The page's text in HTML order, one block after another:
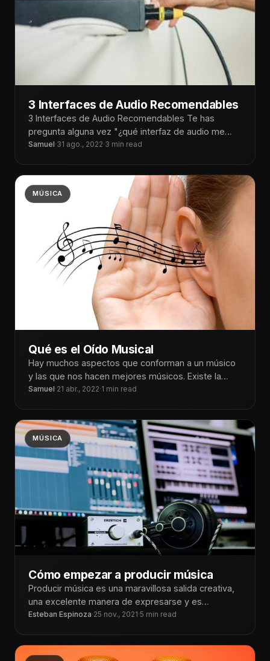
3 Interfaces de Audio Recomendables
3 Interfaces de Audio Recomendables Te has
pregunta alguna vez "¿qué interfaz de audio me
conviene comprar para mi
Samuel·31 ago., 2022·3 min read
MÚSICA
Qué es el Oído Musical
Hay muchos aspectos que conforman a un músico
y las que nos hacen mejores músicos. Existe la
técnica y la
Samuel·21 abr., 2022·1 min read
MÚSICA
Cómo empezar a producir música
Producir música es una maravillosa salida creativa,
una excelente manera de expresarse y es
divertido. Las dos mayores preocupaciones que
Esteban Espinoza·25 nov., 2021·5 min read